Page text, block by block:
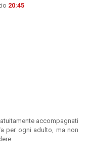
20:45
accompagnati
per ogni adulto, ma non